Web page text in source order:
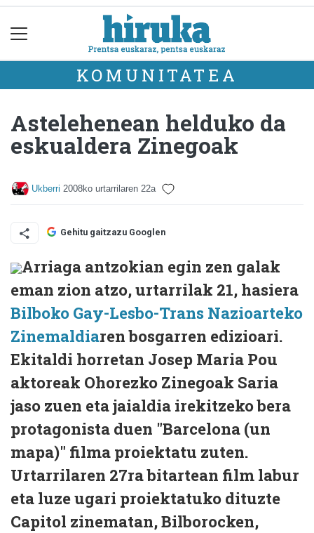
KOMUNITATEA
Astelehenean helduko da
eskualdera Zinegoak
Ukberri 2008ko urtarrilaren 22a
Gehitu gaitzazu Googlen
Arriaga antzokian egin zen galak
eman zion atzo, urtarrilak 21, hasiera
Bilboko Gay-Lesbo-Trans Nazioarteko
Zinemaldiaren bosgarren edizioari.
Ekitaldi horretan Josep Maria Pou
aktoreak Ohorezko Zinegoak Saria
jaso zuen eta jaialdia irekitzeko bera
protagonista duen "Barcelona (un
mapa)" filma proiektatu zuten.
Urtarrilaren 27ra bitartean film labur
eta luze ugari proiektatuko dituzte
Capitol zinematan, Bilborocken,